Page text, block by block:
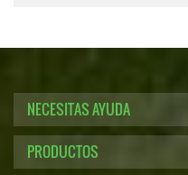
NECESITAS AYUDA
PRODUCTOS